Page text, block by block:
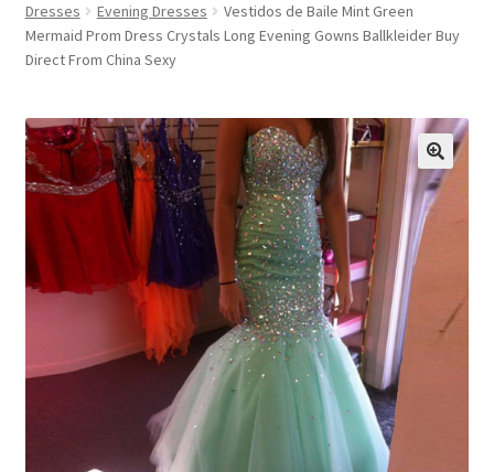
Главная
Контакты
Дом и сад
Одежда
меню
Dresses
Evening Dresses
Vestidos de Baile Mint Green
Mermaid Prom Dress Crystals Long Evening Gowns Ballkleider Buy
Direct From China Sexy